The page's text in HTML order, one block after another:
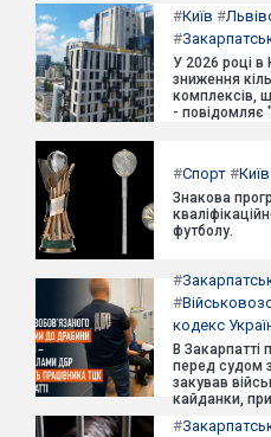
#Київ #
#
У 2026 році в
зниження
комплексів,
- повідомляє
#Спорт #Київ
Знакова
футболу.
#
#
кодекс
В Закарпатті
перед судом
закував
кайданки,
#